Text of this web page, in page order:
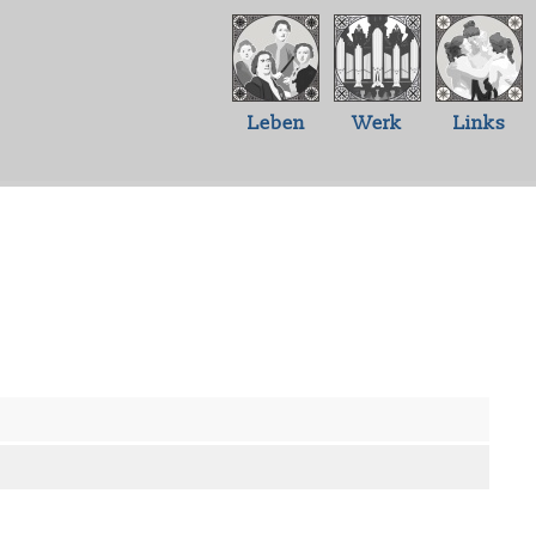
Leben Werk Links